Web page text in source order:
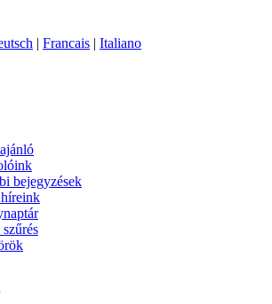
| Francais | Italiano
bejegyzések